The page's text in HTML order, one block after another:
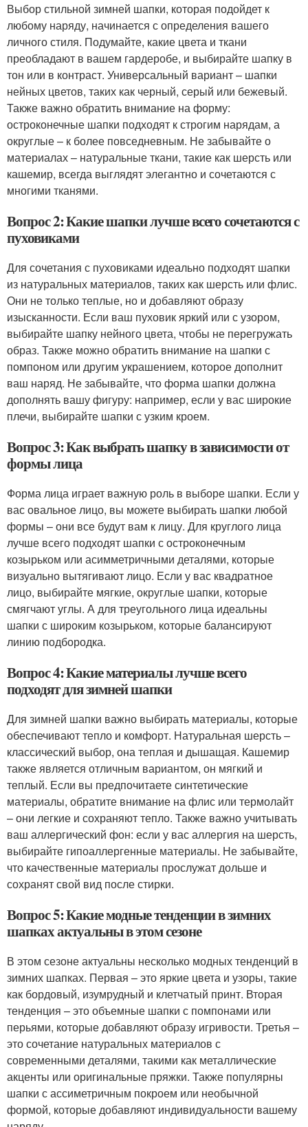
Выбор стильной зимней шапки, которая подойдет к
любому наряду, начинается с определения вашего
личного стиля. Подумайте, какие цвета и ткани
преобладают в вашем гардеробе, и выбирайте шапку в
тон или в контраст. Универсальный вариант – шапки
нейных цветов, таких как черный, серый или бежевый.
Также важно обратить внимание на форму:
остроконечные шапки подходят к строгим нарядам, а
округлые – к более повседневным. Не забывайте о
материалах – натуральные ткани, такие как шерсть или
кашемир, всегда выглядят элегантно и сочетаются с
многими тканями.
Вопрос 2: Какие шапки лучше всего сочетаются с
пуховиками
Для сочетания с пуховиками идеально подходят шапки
из натуральных материалов, таких как шерсть или флис.
Они не только теплые, но и добавляют образу
изысканности. Если ваш пуховик яркий или с узором,
выбирайте шапку нейного цвета, чтобы не перегружать
образ. Также можно обратить внимание на шапки с
помпоном или другим украшением, которое дополнит
ваш наряд. Не забывайте, что форма шапки должна
дополнять вашу фигуру: например, если у вас широкие
плечи, выбирайте шапки с узким кроем.
Вопрос 3: Как выбрать шапку в зависимости от
формы лица
Форма лица играет важную роль в выборе шапки. Если у
вас овальное лицо, вы можете выбирать шапки любой
формы – они все будут вам к лицу. Для круглого лица
лучше всего подходят шапки с остроконечным
козырьком или асимметричными деталями, которые
визуально вытягивают лицо. Если у вас квадратное
лицо, выбирайте мягкие, округлые шапки, которые
смягчают углы. А для треугольного лица идеальны
шапки с широким козырьком, которые балансируют
линию подбородка.
Вопрос 4: Какие материалы лучше всего
подходят для зимней шапки
Для зимней шапки важно выбирать материалы, которые
обеспечивают тепло и комфорт. Натуральная шерсть –
классический выбор, она теплая и дышащая. Кашемир
также является отличным вариантом, он мягкий и
теплый. Если вы предпочитаете синтетические
материалы, обратите внимание на флис или термолайт
– они легкие и сохраняют тепло. Также важно учитывать
ваш аллергический фон: если у вас аллергия на шерсть,
выбирайте гипоаллергенные материалы. Не забывайте,
что качественные материалы прослужат дольше и
сохранят свой вид после стирки.
Вопрос 5: Какие модные тенденции в зимних
шапках актуальны в этом сезоне
В этом сезоне актуальны несколько модных тенденций в
зимних шапках. Первая – это яркие цвета и узоры, такие
как бордовый, изумрудный и клетчатый принт. Вторая
тенденция – это объемные шапки с помпонами или
перьями, которые добавляют образу игривости. Третья –
это сочетание натуральных материалов с
современными деталями, такими как металлические
акценты или оригинальные пряжки. Также популярны
шапки с ассиметричным покроем или необычной
формой, которые добавляют индивидуальности вашему